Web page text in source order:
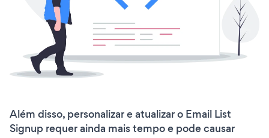
Além disso, personalizar e atualizar o Email List
Signup requer ainda mais tempo e pode causar